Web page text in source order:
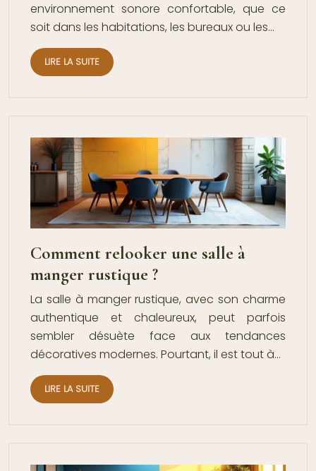
environnement sonore confortable, que ce
soit dans les habitations, les bureaux ou les…
LIRE LA SUITE
Comment relooker une salle à
manger rustique ?
La salle à manger rustique, avec son charme
authentique et chaleureux, peut parfois
sembler désuète face aux tendances
décoratives modernes. Pourtant, il est tout à…
LIRE LA SUITE